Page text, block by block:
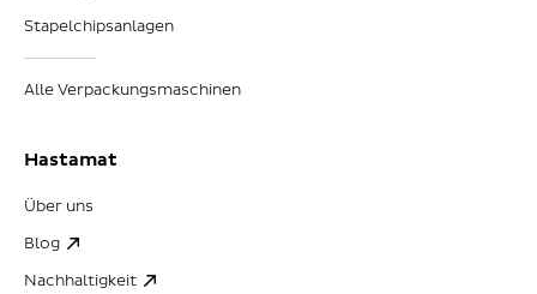
Stapelchipsanlagen
Alle Verpackungsmaschinen
Hastamat
Über uns
Blog
Nachhaltigkeit